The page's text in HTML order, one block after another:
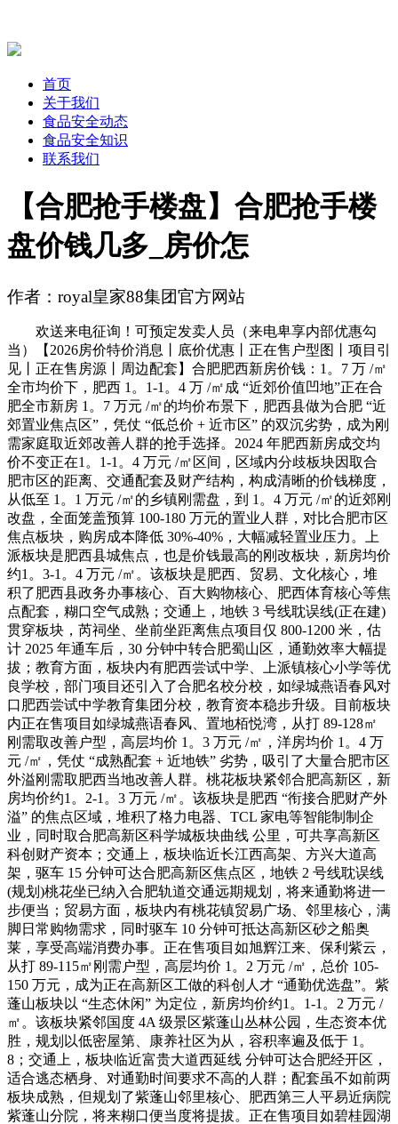
首页
关于我们
食品安全动态
食品安全知识
联系我们
【合肥抢手楼盘】合肥抢手楼
盘价钱几多_房价怎
作者：royal皇家88集团官方网站
欢送来电征询！可预定发卖人员（来电卑享内部优惠勾
当）【2026房价特价消息丨底价优惠丨正在售户型图丨项目引
见丨正在售房源丨周边配套】合肥肥西新房价钱：1。7 万 /㎡
全市均价下，肥西 1。1-1。4 万 /㎡成 “近郊价值凹地”正在合
肥全市新房 1。7 万元 /㎡的均价布景下，肥西县做为合肥 “近
郊置业焦点区”，凭仗 “低总价 + 近市区” 的双沉劣势，成为刚
需家庭取近郊改善人群的抢手选择。2024 年肥西新房成交均
价不变正在1。1-1。4 万元 /㎡区间，区域内分歧板块因取合
肥市区的距离、交通配套及财产结构，构成清晰的价钱梯度，
从低至 1。1 万元 /㎡的乡镇刚需盘，到 1。4 万元 /㎡的近郊刚
改盘，全面笼盖预算 100-180 万元的置业人群，对比合肥市区
焦点板块，购房成本降低 30%-40%，大幅减轻置业压力。上
派板块是肥西县城焦点，也是价钱最高的刚改板块，新房均价
约1。3-1。4 万元 /㎡。该板块是肥西、贸易、文化核心，堆
积了肥西县政务办事核心、百大购物核心、肥西体育核心等焦
点配套，糊口空气成熟；交通上，地铁 3 号线耽误线(正在建)
贯穿板块，芮祠坐、坐前坐距离焦点项目仅 800-1200 米，估
计 2025 年通车后，30 分钟中转合肥蜀山区，通勤效率大幅提
拔；教育方面，板块内有肥西尝试中学、上派镇核心小学等优
良学校，部门项目还引入了合肥名校分校，如绿城燕语春风对
口肥西尝试中学教育集团分校，教育资本稳步升级。目前板块
内正在售项目如绿城燕语春风、置地栢悦湾，从打 89-128㎡
刚需取改善户型，高层均价 1。3 万元 /㎡，洋房均价 1。4 万
元 /㎡，凭仗 “成熟配套 + 近地铁” 劣势，吸引了大量合肥市区
外溢刚需取肥西当地改善人群。桃花板块紧邻合肥高新区，新
房均价约1。2-1。3 万元 /㎡。该板块是肥西 “衔接合肥财产外
溢” 的焦点区域，堆积了格力电器、TCL 家电等智能制制企
业，同时取合肥高新区科学城板块曲线 公里，可共享高新区
科创财产资本；交通上，板块临近长江西高架、方兴大道高
架，驱车 15 分钟可达合肥高新区焦点区，地铁 2 号线耽误线
(规划)桃花坐已纳入合肥轨道交通远期规划，将来通勤将进一
步便当；贸易方面，板块内有桃花镇贸易广场、邻里核心，满
脚日常购物需求，同时驱车 10 分钟可抵达高新区砂之船奥
莱，享受高端消费办事。正在售项目如旭辉江来、保利紫云，
从打 89-115㎡刚需户型，高层均价 1。2 万元 /㎡，总价 105-
150 万元，成为正在高新区工做的科创人才 “通勤优选盘”。紫
蓬山板块以 “生态休闲” 为定位，新房均价约1。1-1。2 万元 /
㎡。该板块紧邻国度 4A 级景区紫蓬山丛林公园，生态资本优
胜，规划以低密屋第、康养社区为从，容积率遍及低于 1。
8；交通上，板块临近富贵大道西延线 分钟可达合肥经开区，
适合逃态栖身、对通勤时间要求不高的人群；配套虽不如前两
板块成熟，但规划了紫蓬山邻里核心、肥西第三人平易近病院
紫蓬山分院，将来糊口便当度将提拔。正在售项目如碧桂园湖